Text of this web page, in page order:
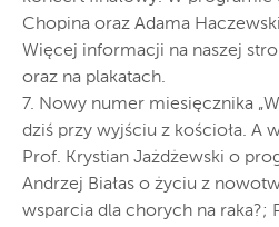
Chopina oraz Adama
Więcej informacji na naszej
oraz na plakatach.
7. Nowy numer miesięcznika
dziś przy wyjściu z kościoła. A
Prof. Krystian Jażdżewski o
Andrzej Białas o życiu z
wsparcia dla chorych na raka?;